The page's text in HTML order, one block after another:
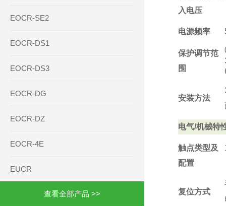
EOCR-SE2
EOCR-DS1
EOCR-DS3
EOCR-DG
EOCR-DZ
EOCR-4E
EUCR
查看全部产品 >>
入电压
电源频率
保护调节范
围
安装方法
电气/机械特
触点类型及
配置
复位方式